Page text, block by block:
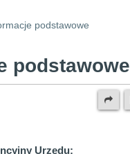
podstawowe
podstawowe
Urzędu: